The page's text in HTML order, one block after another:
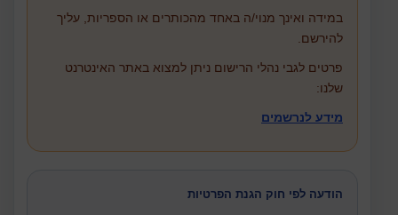
במידה ואינך מנוי/ה באחד מהכותרים או הספריות, עליך
להירשם.
פרטים לגבי נהלי הרישום ניתן למצוא באתר האינטרנט
שלנו:
מידע לנרשמים
הודעה לפי חוק הגנת הפרטיות